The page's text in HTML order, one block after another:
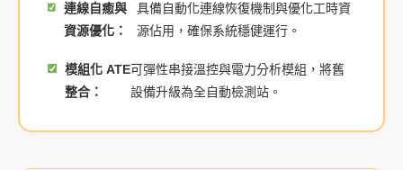
連線自癒與
資源優化：
具備自動化連線恢復機制與優化工時資
源佔用，確保系統穩健運行。
模組化 ATE
整合：
可彈性串接溫控與電力分析模組，將舊
設備升級為全自動檢測站。